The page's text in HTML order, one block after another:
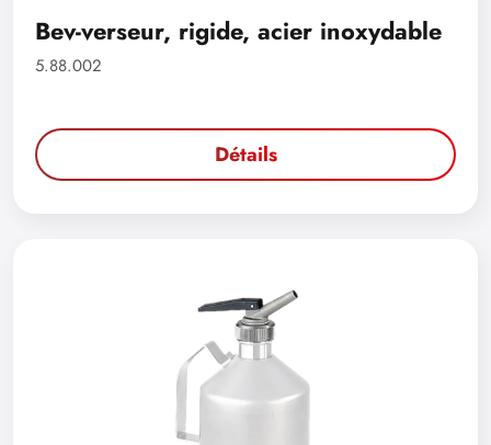
Bev-verseur, rigide, acier inoxydable
5.88.002
Détails